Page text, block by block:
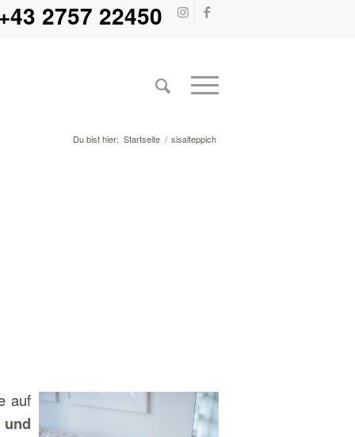
2757 22450
Du bist hier: Startseite / sisalteppich
auf